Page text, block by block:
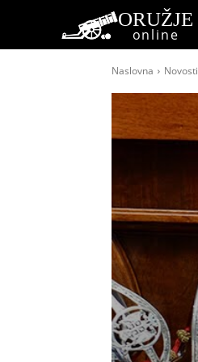
ORUŽJE
online
Naslovna Novosti